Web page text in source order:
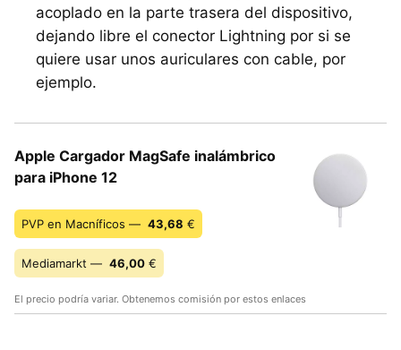
acoplado en la parte trasera del dispositivo,
dejando libre el conector Lightning por si se
quiere usar unos auriculares con cable, por
ejemplo.
Apple Cargador MagSafe inalámbrico
para iPhone 12
PVP en Macníficos — 43,68 €
Mediamarkt — 46,00 €
El precio podría variar. Obtenemos comisión por estos enlaces